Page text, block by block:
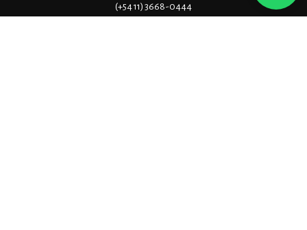
(+54 11) 3668-0444